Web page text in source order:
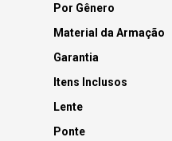
Por Gênero
Material da Armação
Garantia
Itens Inclusos
Lente
Ponte